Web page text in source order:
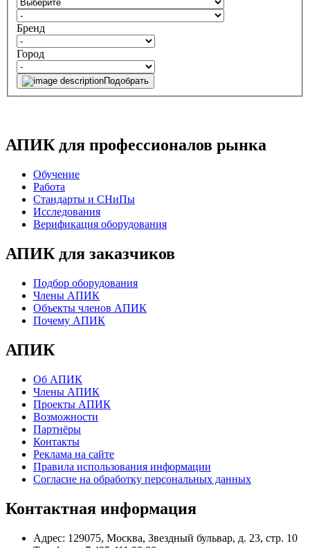
Бренд
Город
Подобрать
АПИК для профессионалов рынка
Обучение
Работа
Стандарты и СНиПы
Исследования
Верификация оборудования
АПИК для заказчиков
Подбор оборудования
Члены АПИК
Объекты членов АПИК
Почему АПИК
АПИК
Об АПИК
Члены АПИК
Проекты АПИК
Возможности
Партнёры
Контакты
Реклама на сайте
Правила использования информации
Согласие на обработку персональных данных
Контактная информация
Адрес: 129075, Москва, Звездный бульвар, д. 23, стр. 10